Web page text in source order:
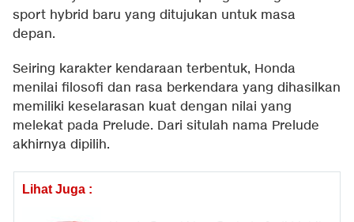
sport hybrid baru yang ditujukan untuk masa
depan.
Seiring karakter kendaraan terbentuk, Honda
menilai filosofi dan rasa berkendara yang dihasilkan
memiliki keselarasan kuat dengan nilai yang
melekat pada Prelude. Dari situlah nama Prelude
akhirnya dipilih.
Lihat Juga :